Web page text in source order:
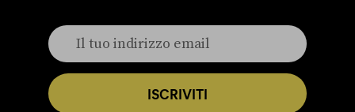
ISCRIVITI